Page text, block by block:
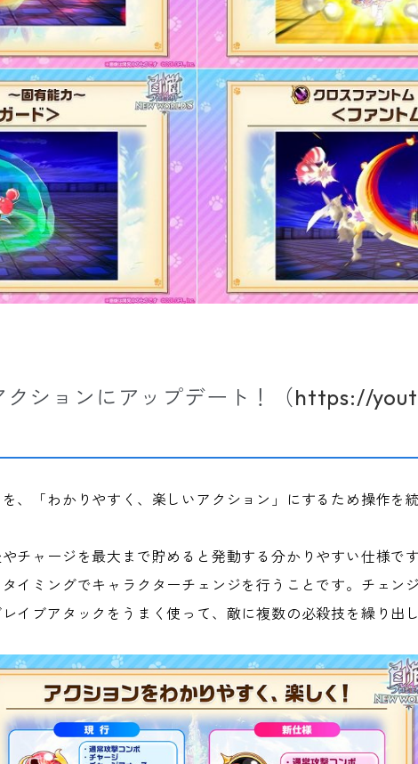
ションにアップデート！（https://
、「わかりやすく、楽しいアクション」にするため操作を
チャージを最大まで貯めると発動する分かりやすい仕様で
イミングでキャラクターチェンジを行うことです。チェン
イブアタックをうまく使って、敵に複数の必殺技を繰り出し